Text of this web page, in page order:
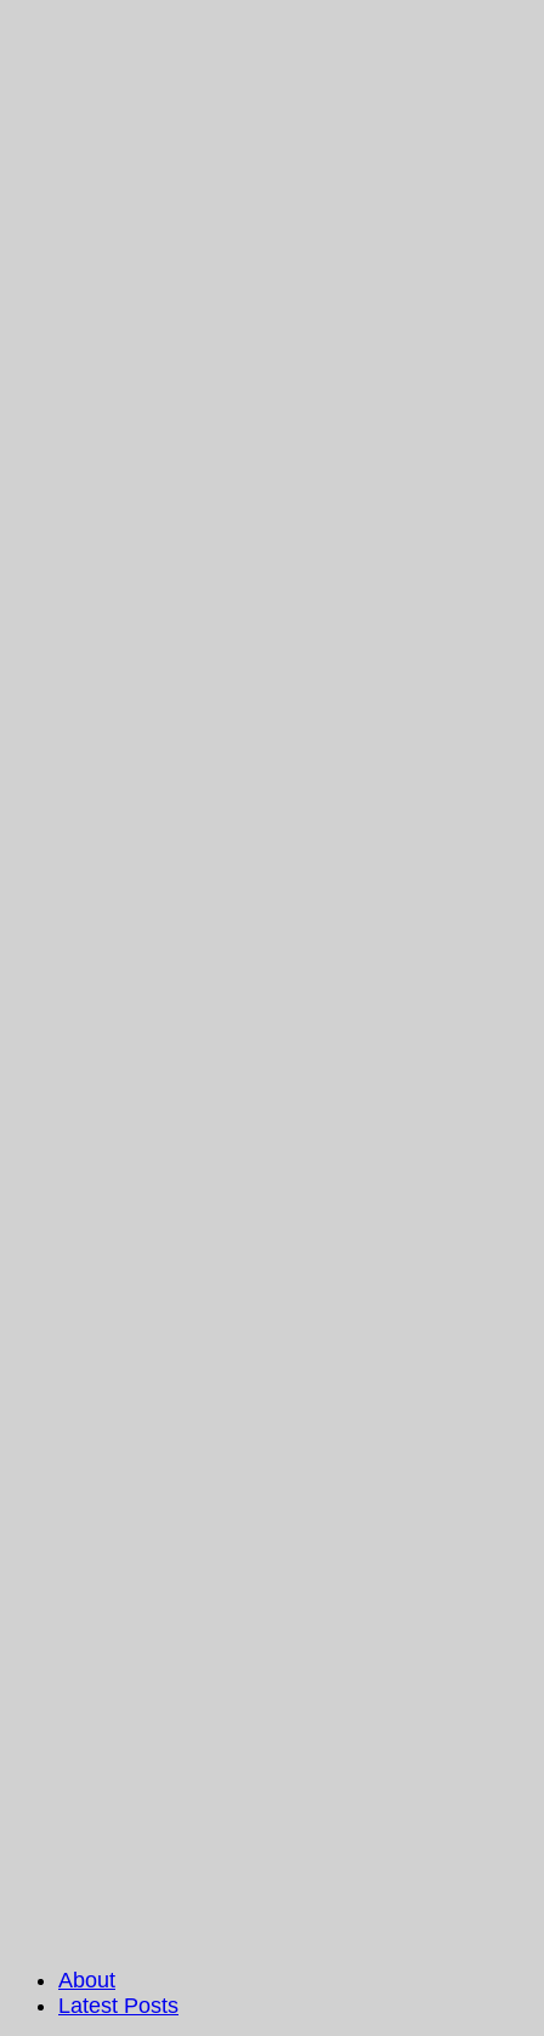
About
Latest Posts